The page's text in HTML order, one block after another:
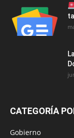
CATEGORÍA
Gobierno